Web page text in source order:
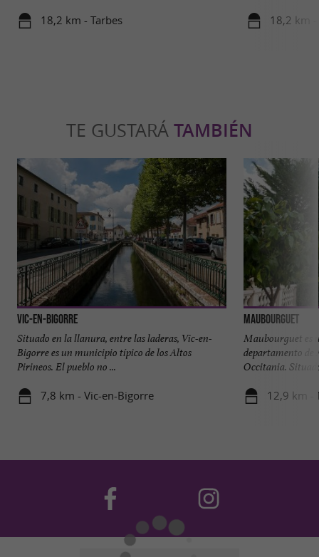
18,2 km - Tarbes 18,2 km -
TE GUSTARÁ TAMBIÉN
Vic-en-Bigorre
Situado en la llanura, entre las laderas, Vic-en-
Bigorre es un municipio típico de los Altos
Pirineos. El pueblo no ...
7,8 km - Vic-en-Bigorre
Maubourguet
Maubourguet es
departamento de
Occitania.
12,9 km -